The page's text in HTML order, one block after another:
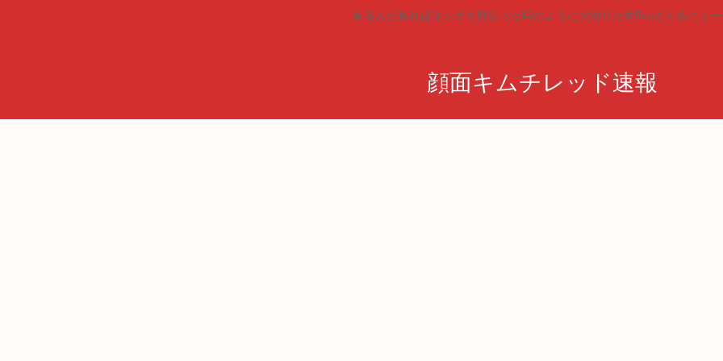
見る人が見ればキムチを頬張った時のように火照りだす5chまとめニュ
顔面キムチレッド速報